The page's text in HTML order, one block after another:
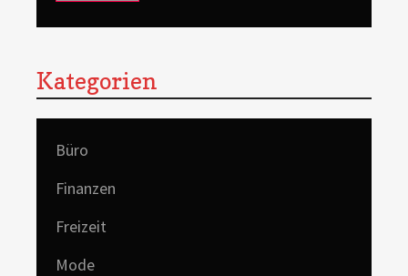
Kategorien
Büro
Finanzen
Freizeit
Mode